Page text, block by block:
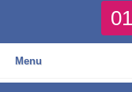
Menu